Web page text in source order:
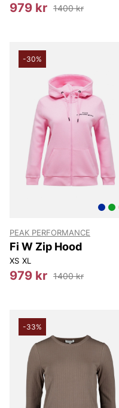
979 kr 1400 kr
-30%
PEAK PERFORMANCE
Fi W Zip Hood
XS XL
979 kr 1400 kr
-33%